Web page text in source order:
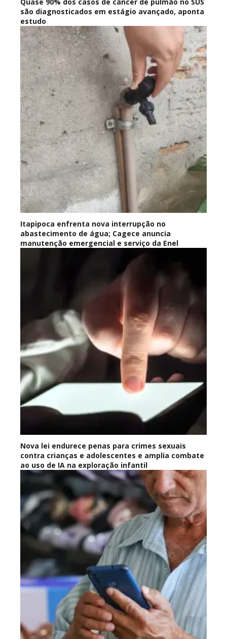
são diagnosticados em estágio avançado, aponta
estudo
Itapipoca enfrenta nova interrupção no
abastecimento de água; Cagece anuncia
manutenção emergencial e serviço da Enel
Nova lei endurece penas para crimes sexuais
contra crianças e adolescentes e amplia combate
ao uso de IA na exploração infantil